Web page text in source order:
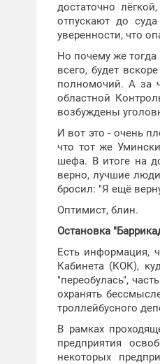
достаточно
отпускают до
уверенности, что
Но почему же тогда
всего, будет
полномочий. А за
областной
возбуждены
И вот это - очень
что тот же
шефа. В итоге на
верно, лучшие
бросил: "Я ещё
Оптимист, блин.
Остановка
Есть информация,
Кабинета (КОК),
"переобулась",
охранять
троллейбусного
В рамках
предприятия
некоторых